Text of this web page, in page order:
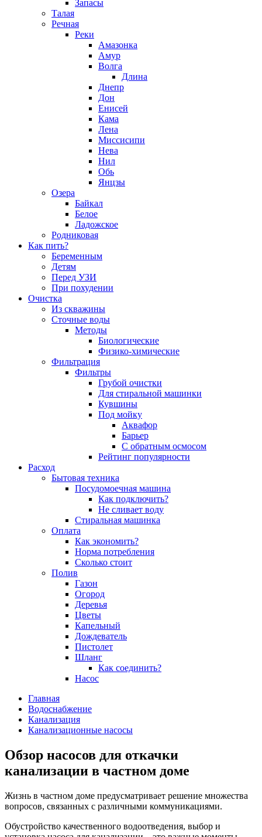
Запасы
Талая
Речная
Реки
Амазонка
Амур
Волга
Длина
Днепр
Дон
Енисей
Кама
Лена
Миссисипи
Нева
Нил
Обь
Янцзы
Озера
Байкал
Белое
Ладожское
Родниковая
Как пить?
Беременным
Детям
Перед УЗИ
При похудении
Очистка
Из скважины
Сточные воды
Методы
Биологические
Физико-химические
Фильтрация
Фильтры
Грубой очистки
Для стиральной машинки
Кувшины
Под мойку
Аквафор
Барьер
С обратным осмосом
Рейтинг популярности
Расход
Бытовая техника
Посудомоечная машина
Как подключить?
Не сливает воду
Стиральная машинка
Оплата
Как экономить?
Норма потребления
Сколько стоит
Полив
Газон
Огород
Деревья
Цветы
Капельный
Дождеватель
Пистолет
Шланг
Как соединить?
Насос
Главная
Водоснабжение
Канализация
Канализационные насосы
Обзор насосов для откачки
канализации в частном доме
Жизнь в частном доме предусматривает решение множества
вопросов, связанных с различными коммуникациями.
Обустройство качественного водоотведения, выбор и